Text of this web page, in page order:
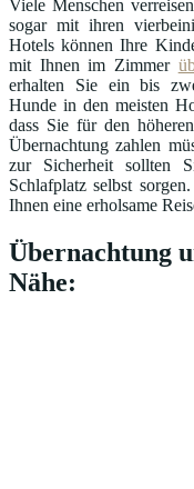
Viele Menschen
sogar mit ihren
Hotels können Ihre
mit Ihnen im Zimmer
erhalten Sie ein bis
Hunde in den meisten
dass Sie für den
Übernachtung zahlen
zur Sicherheit sollten
Schlafplatz selbst
Ihnen eine erholsame
Übernachtung
Nähe: